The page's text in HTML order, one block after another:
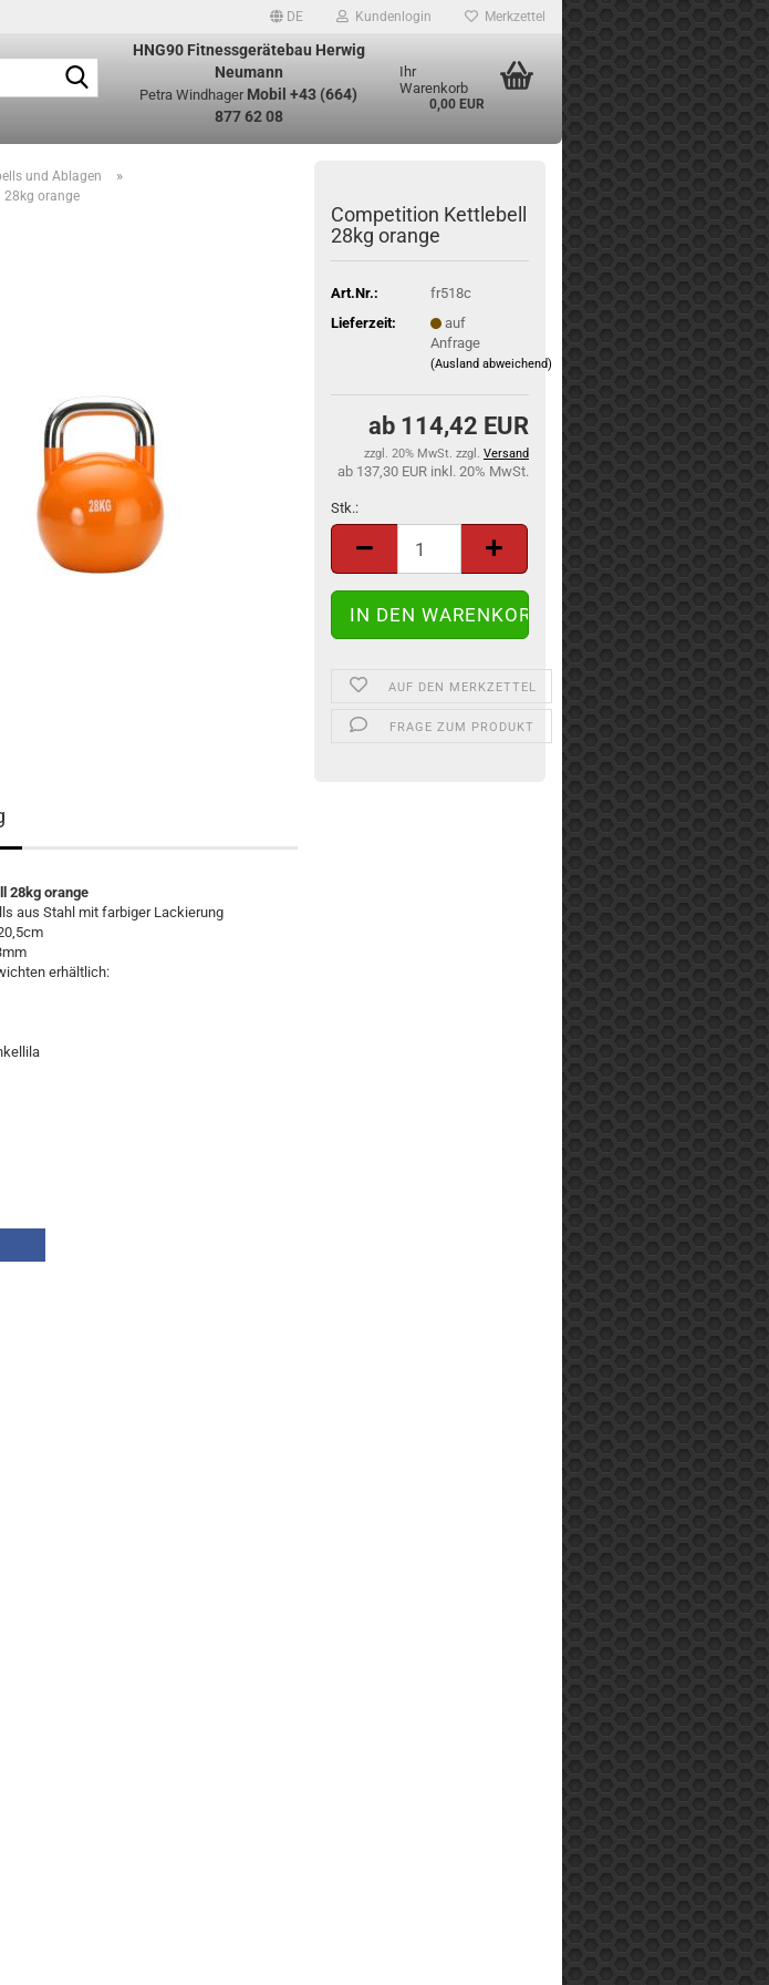
DE Kundenlogin Merkzettel
HNG90Fitnessgerätebau Herwig
Neumann
Petra Windhager Mobil +43 (664)
877 62 08
Ihr
Warenkorb
0,00 EUR
und Ablagen »
28kg orange
Competition Kettlebell
28kg orange
Art.Nr.:
fr518c
Lieferzeit:
auf
Anfrage
(Ausland abweichend)
114,42 EUR
zzgl. 20% MwSt. zzgl. Versand
137,30 EUR inkl. 20% MwSt.
Stk.:
AUF DEN MERKZETTEL
FRAGE ZUM PRODUKT
28kg orange
aus Stahl mit farbiger Lackierung
erhältlich: